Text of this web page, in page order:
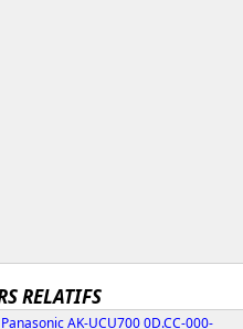
RELATIFS
Panasonic AK-UCU700 0D.CC-000-